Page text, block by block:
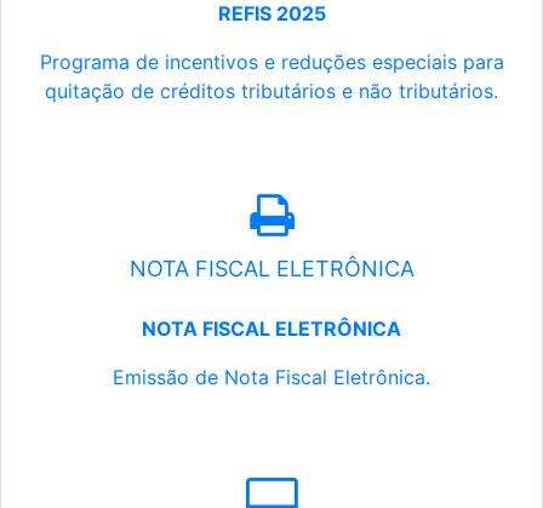
REFIS 2025
Programa de incentivos e reduções especiais para
quitação de créditos tributários e não tributários.
NOTA FISCAL ELETRÔNICA
NOTA FISCAL ELETRÔNICA
Emissão de Nota Fiscal Eletrônica.